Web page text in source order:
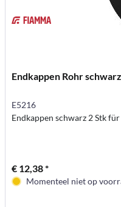
Endkappen Rohr
E5216
Endkappen schwarz 2 Stk
€ 12,38 *
Momenteel niet op